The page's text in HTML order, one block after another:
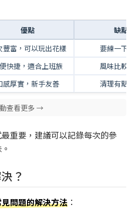
優點
缺點
豐富，可以玩出花樣
要練一下手
快捷，適合上班族
風味比較單
感厚實，新手友善 清理有點麻
重要，建議可以記錄每次的參
？
問題的解決方法 ：